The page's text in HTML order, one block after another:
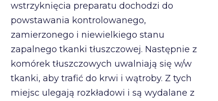
wstrzyknięcia preparatu dochodzi do
powstawania kontrolowanego,
zamierzonego i niewielkiego stanu
zapalnego tkanki tłuszczowej. Następnie z
komórek tłuszczowych uwalniają się w/w
tkanki, aby trafić do krwi i wątroby. Z tych
miejsc ulegają rozkładowi i są wydalane z